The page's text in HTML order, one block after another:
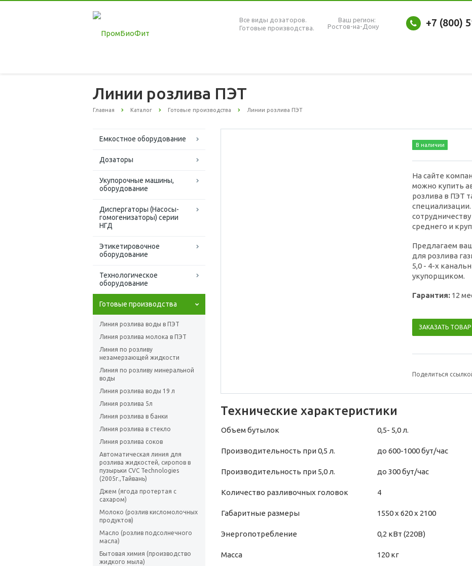
Все виды дозаторов.
Готовые производства.
Ваш регион:
Ростов-на-Дону
+7 (800)
Линии розлива ПЭТ
Главная Каталог Готовые производства Линии розлива ПЭТ
Емкостное оборудование
Дозаторы
Укупорочные машины,
оборудование
Диспергаторы (Насосы-
гомогенизаторы) серии
НГД
Этикетировочное
оборудование
Технологическое
оборудование
Готовые производства
Линия розлива воды в ПЭТ
Линия розлива молока в ПЭТ
Линия по розливу
незамерзающей жидкости
Линия по розливу минеральной
воды
Линия розлива воды 19 л
Линия розлива 5л
Линия розлива в банки
Линия розлива в стекло
Линия розлива соков
Автоматическая линия для
розлива жидкостей, сиропов в
пузырьки CVC Technologies
(2005г.,Тайвань)
Джем (ягода протертая с
сахаром)
Молоко (розлив кисломолочных
продуктов)
Масло (розлив подсолнечного
масла)
Бытовая химия (производство
жидкого мыла)
В наличии
На сайте
можно купить
розлива в ПЭТ
среднего и
Предлагаем
для розлива
5,0 - 4-х
укупорщиком.
Гарантия: 12
ЗАКАЗАТЬ ТОВАР
Поделиться
Технические характеристики
Объем бутылок 0,5- 5,0 л.
Производительность при 0,5 л. до 600-1000 бут/час
Производительность при 5,0 л. до 300 бут/час
Количество разливочных головок 4
Габаритные размеры 1550 х 620 х 2100
Энергопотребление 0,2 кВт (220В)
Масса 120 кг